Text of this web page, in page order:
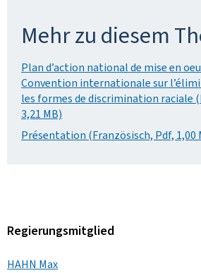
Mehr zu diesem
Plan d’action national de mise en
Convention internationale sur
les formes de discrimination raciale
3,21 MB)
Présentation (Französisch, Pdf, 1,00
Regierungsmitglied
HAHN Max